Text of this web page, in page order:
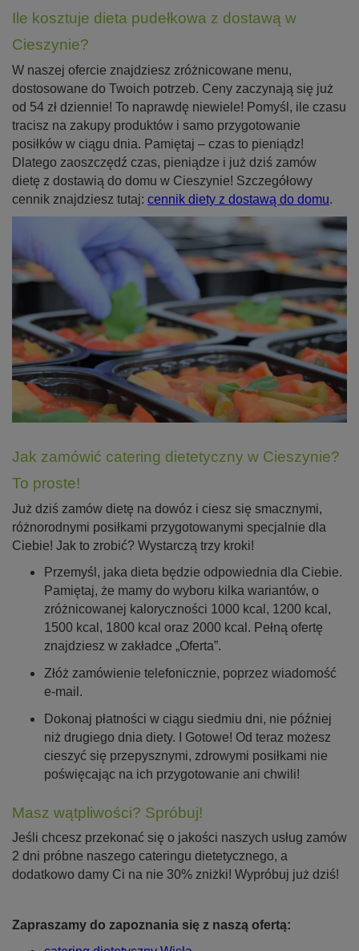
Ile kosztuje dieta pudełkowa z dostawą w
Cieszynie?
W naszej ofercie znajdziesz zróżnicowane menu,
dostosowane do Twoich potrzeb. Ceny zaczynają się już
od 54 zł dziennie! To naprawdę niewiele! Pomyśl, ile czasu
tracisz na zakupy produktów i samo przygotowanie
posiłków w ciągu dnia. Pamiętaj – czas to pieniądz!
Dlatego zaoszczędź czas, pieniądze i już dziś zamów
dietę z dostawią do domu w Cieszynie! Szczegółowy
cennik znajdziesz tutaj: cennik diety z dostawą do domu.
Jak zamówić catering dietetyczny w Cieszynie?
To proste!
Już dziś zamów dietę na dowóz i ciesz się smacznymi,
różnorodnymi posiłkami przygotowanymi specjalnie dla
Ciebie! Jak to zrobić? Wystarczą trzy kroki!
Przemyśl, jaka dieta będzie odpowiednia dla Ciebie.
Pamiętaj, że mamy do wyboru kilka wariantów, o
zróżnicowanej kaloryczności 1000 kcal, 1200 kcal,
1500 kcal, 1800 kcal oraz 2000 kcal. Pełną ofertę
znajdziesz w zakładce „Oferta”.
Złóż zamówienie telefonicznie, poprzez wiadomość
e-mail.
Dokonaj płatności w ciągu siedmiu dni, nie później
niż drugiego dnia diety. I Gotowe! Od teraz możesz
cieszyć się przepysznymi, zdrowymi posiłkami nie
poświęcając na ich przygotowanie ani chwili!
Masz wątpliwości? Spróbuj!
Jeśli chcesz przekonać się o jakości naszych usług zamów
2 dni próbne naszego cateringu dietetycznego, a
dodatkowo damy Ci na nie 30% zniżki! Wypróbuj już dziś!
Zapraszamy do zapoznania się z naszą ofertą: